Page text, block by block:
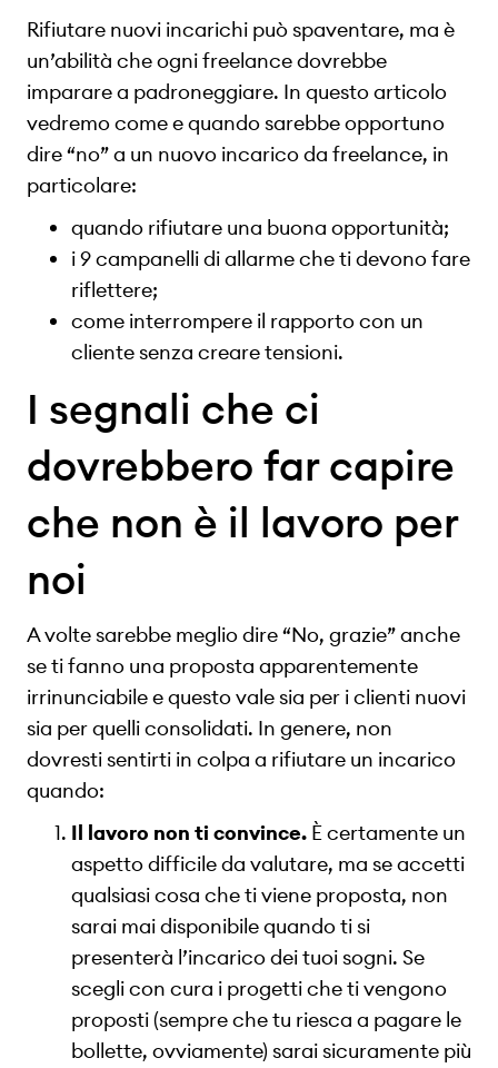
Rifiutare nuovi incarichi può spaventare, ma è
un’abilità che ogni freelance dovrebbe
imparare a padroneggiare. In questo articolo
vedremo come e quando sarebbe opportuno
dire “no” a un nuovo incarico da freelance, in
particolare:
quando rifiutare una buona opportunità;
i 9 campanelli di allarme che ti devono fare
riflettere;
come interrompere il rapporto con un
cliente senza creare tensioni.
I segnali che ci
dovrebbero far capire
che non è il lavoro per
noi
A volte sarebbe meglio dire “No, grazie” anche
se ti fanno una proposta apparentemente
irrinunciabile e questo vale sia per i clienti nuovi
sia per quelli consolidati. In genere, non
dovresti sentirti in colpa a rifiutare un incarico
quando:
Il lavoro non ti convince. È certamente un
aspetto difficile da valutare, ma se accetti
qualsiasi cosa che ti viene proposta, non
sarai mai disponibile quando ti si
presenterà l’incarico dei tuoi sogni. Se
scegli con cura i progetti che ti vengono
proposti (sempre che tu riesca a pagare le
bollette, ovviamente) sarai sicuramente più